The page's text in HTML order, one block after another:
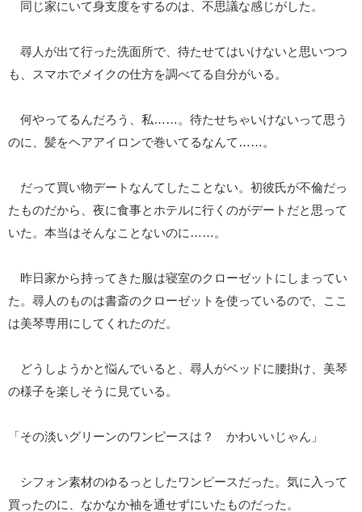
同じ家にいて身支度をするのは、不思議な感じがした。
尋人が出て行った洗面所で、待たせてはいけないと思いつつ
も、スマホでメイクの仕方を調べてる自分がいる。
何やってるんだろう、私……。待たせちゃいけないって思う
のに、髪をヘアアイロンで巻いてるなんて……。
だって買い物デートなんてしたことない。初彼氏が不倫だっ
たものだから、夜に食事とホテルに行くのがデートだと思って
いた。本当はそんなことないのに……。
昨日家から持ってきた服は寝室のクローゼットにしまってい
た。尋人のものは書斎のクローゼットを使っているので、ここ
は美琴専用にしてくれたのだ。
どうしようかと悩んでいると、尋人がベッドに腰掛け、美琴
の様子を楽しそうに見ている。
「その淡いグリーンのワンピースは？ かわいいじゃん」
シフォン素材のゆるっとしたワンピースだった。気に入って
買ったのに、なかなか袖を通せずにいたものだった。